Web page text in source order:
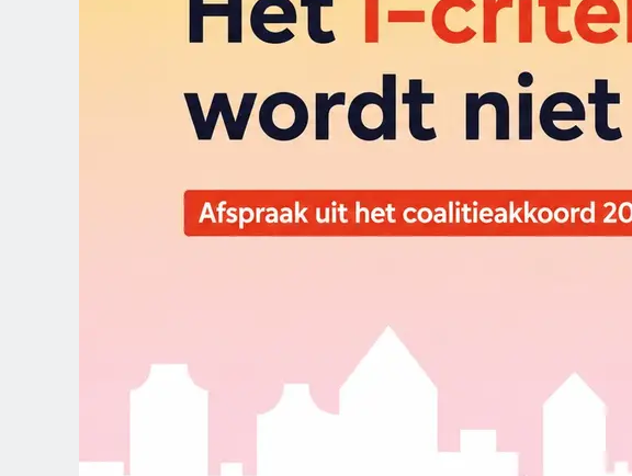
English (United Kingdom)
English (United States)
Spanish (Spain)
Spanish (Latin America)
Italian